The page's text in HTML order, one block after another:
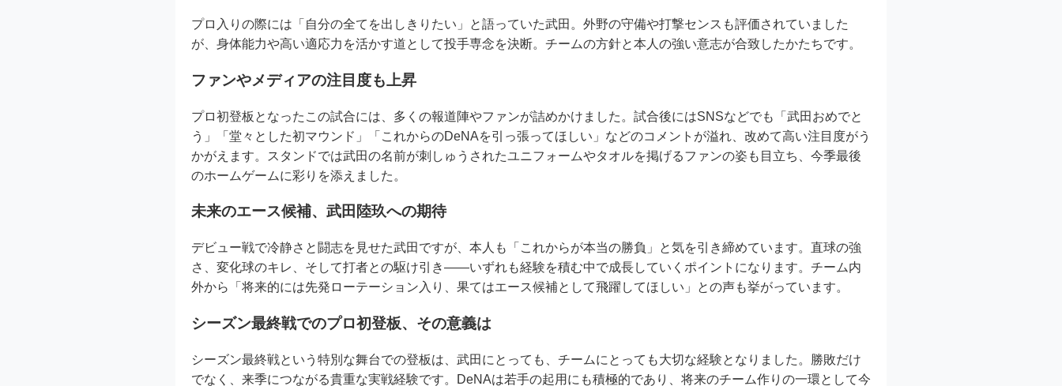
プロ入りの際には「自分の全てを出しきりたい」と語っていた武田。外野の守備や打撃センスも評価されていました
が、身体能力や高い適応力を活かす道として投手専念を決断。チームの方針と本人の強い意志が合致したかたちです。
ファンやメディアの注目度も上昇
プロ初登板となったこの試合には、多くの報道陣やファンが詰めかけました。試合後にはSNSなどでも「武田おめでと
う」「堂々とした初マウンド」「これからのDeNAを引っ張ってほしい」などのコメントが溢れ、改めて高い注目度がう
かがえます。スタンドでは武田の名前が刺しゅうされたユニフォームやタオルを掲げるファンの姿も目立ち、今季最後
のホームゲームに彩りを添えました。
未来のエース候補、武田陸玖への期待
デビュー戦で冷静さと闘志を見せた武田ですが、本人も「これからが本当の勝負」と気を引き締めています。直球の強
さ、変化球のキレ、そして打者との駆け引き――いずれも経験を積む中で成長していくポイントになります。チーム内
外から「将来的には先発ローテーション入り、果てはエース候補として飛躍してほしい」との声も挙がっています。
シーズン最終戦でのプロ初登板、その意義は
シーズン最終戦という特別な舞台での登板は、武田にとっても、チームにとっても大切な経験となりました。勝敗だけ
でなく、来季につながる貴重な実戦経験です。DeNAは若手の起用にも積極的であり、将来のチーム作りの一環として今